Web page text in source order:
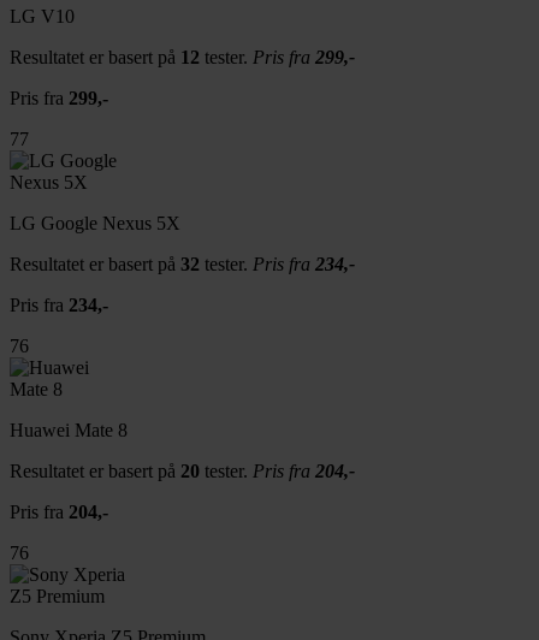
LG V10
Resultatet er basert på 12 tester. Pris fra 299,-
Pris fra 299,-
77
LG Google Nexus 5X
Resultatet er basert på 32 tester. Pris fra 234,-
Pris fra 234,-
76
Huawei Mate 8
Resultatet er basert på 20 tester. Pris fra 204,-
Pris fra 204,-
76